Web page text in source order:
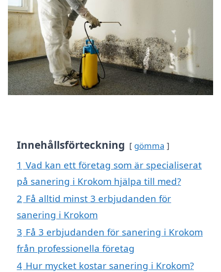
Innehållsförteckning gömma
1 Vad kan ett företag som är specialiserat
på sanering i Krokom hjälpa till med?
2 Få alltid minst 3 erbjudanden för
sanering i Krokom
3 Få 3 erbjudanden för sanering i Krokom
från professionella företag
4 Hur mycket kostar sanering i Krokom?